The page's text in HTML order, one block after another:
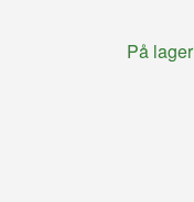
På lager